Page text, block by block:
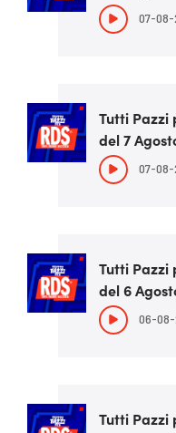
07-08-
Tutti Pazzi
del 7
07-08-
Tutti Pazzi
del 6
06-08-
Tutti Pazzi